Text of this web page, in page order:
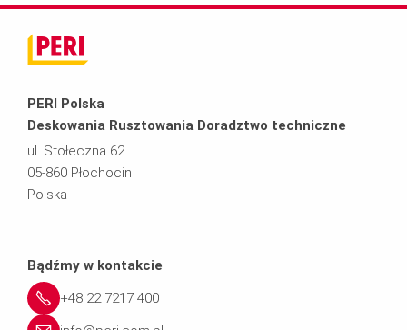
PERI Polska
Deskowania Rusztowania Doradztwo techniczne
ul. Stołeczna 62
05-860 Płochocin
Polska
Bądźmy w kontakcie
+48 22 7217 400